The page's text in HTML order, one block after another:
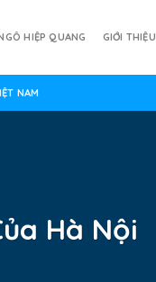
HIỆP QUANG GIỚI THIỆU
NAM
Hà Nội